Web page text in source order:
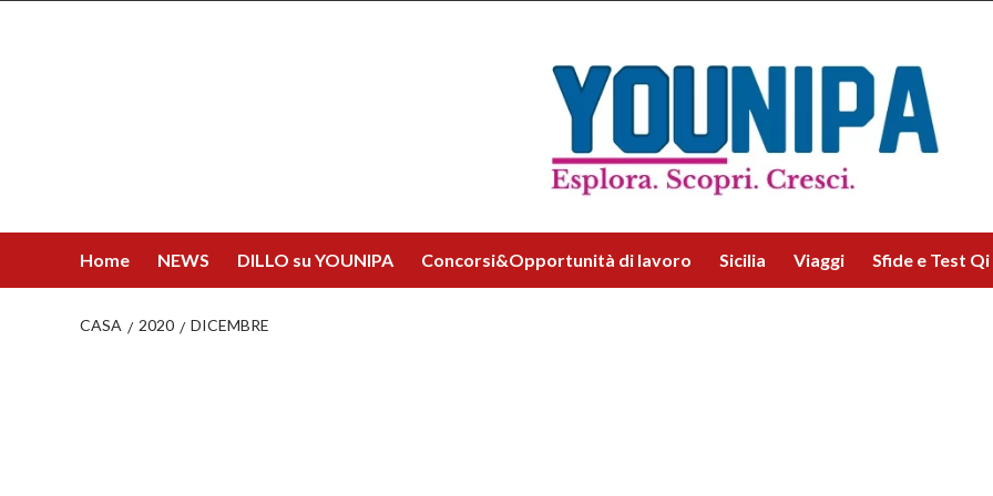
Home NEWS DILLO su YOUNIPA Concorsi&Opportunità di lavoro Sicilia Viaggi Sfide e Test Qi
CASA 2020 DICEMBRE